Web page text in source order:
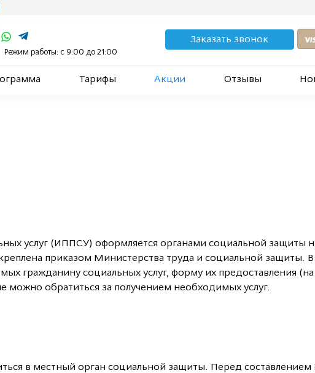
Режим работы: с 9:00 до 21:00
Заказать звонок
Тарифы Акции Отзывы
услуг (ИППСУ) оформляется органами социальной защиты
приказом Министерства труда и социальной защиты.
гражданину социальных услуг, форму их предоставления
можно обратиться за получением необходимых услуг.
в местный орган социальной защиты. Перед